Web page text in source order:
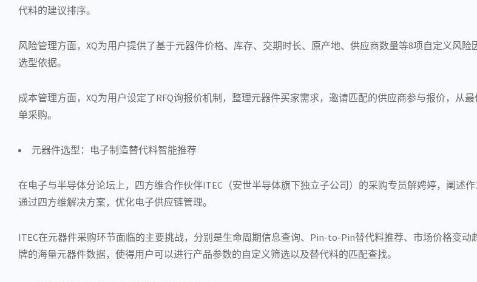
代料的建议排序。
风险管理方面，XQ为用户提供了基于元器件价格、库存、交期时长、原产地、供应商数量等8项自定义风
选型依据。
成本管理方面，XQ为用户设定了RFQ询报价机制，整理元器件买家需求，邀请匹配的供应商参与报价，
单采购。
元器件选型：电子制造替代料智能推荐
在电子与半导体分论坛上，四方维合作伙伴ITEC（安世半导体旗下独立子公司）的采购专员解娉婷，阐述
通过四方维解决方案，优化电子供应链管理。
ITEC在元器件采购环节面临的主要挑战，分别是生命周期信息查询、Pin-to-Pin替代料推荐、市场价格变
牌的海量元器件数据，使得用户可以进行产品参数的自定义筛选以及替代料的匹配查找。